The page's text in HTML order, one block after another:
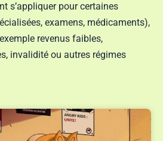
s’appliquer pour certaines
examens, médicaments),
revenus faibles,
invalidité ou autres régimes